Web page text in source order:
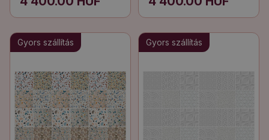
Gyors szállítás Gyors szállítás